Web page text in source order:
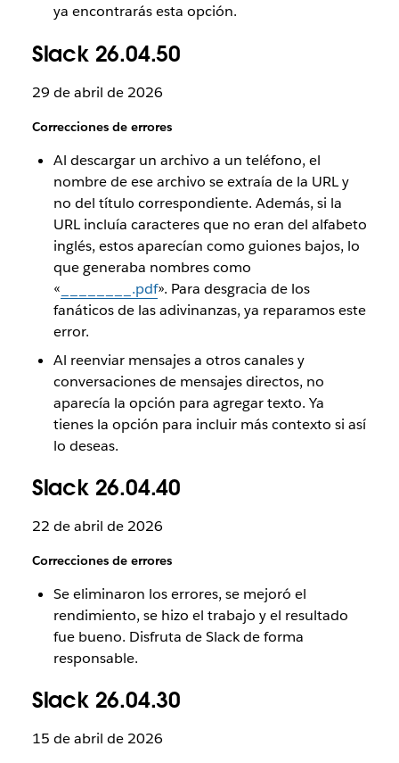
ya encontrarás esta opción.
Slack 26.04.50
29 de abril de 2026
Correcciones de errores
Al descargar un archivo a un teléfono, el
nombre de ese archivo se extraía de la URL y
no del título correspondiente. Además, si la
URL incluía caracteres que no eran del alfabeto
inglés, estos aparecían como guiones bajos, lo
que generaba nombres como
« ________.pdf». Para desgracia de los
fanáticos de las adivinanzas, ya reparamos este
error.
Al reenviar mensajes a otros canales y
conversaciones de mensajes directos, no
aparecía la opción para agregar texto. Ya
tienes la opción para incluir más contexto si así
lo deseas.
Slack 26.04.40
22 de abril de 2026
Correcciones de errores
Se eliminaron los errores, se mejoró el
rendimiento, se hizo el trabajo y el resultado
fue bueno. Disfruta de Slack de forma
responsable.
Slack 26.04.30
15 de abril de 2026